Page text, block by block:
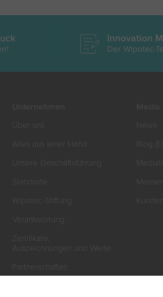
Innovation
Der Wipotec-
Über uns
Alles aus einer Hand
Unsere Geschäftsführung
Standorte
Wipotec-Stiftung
Verantwortung
Zertifikate,
Auszeichnungen und Werte
Partnerschaften
News
Blog